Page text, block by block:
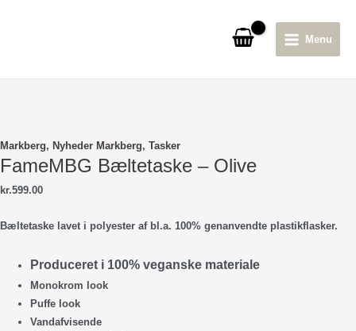
Menu
Markberg, Nyheder Markberg, Tasker
FameMBG Bæltetaske – Olive
kr.599.00
Bæltetaske lavet i polyester af bl.a. 100% genanvendte plastikflasker.
Produceret i 100% veganske materiale
Monokrom look
Puffe look
Vandafvisende